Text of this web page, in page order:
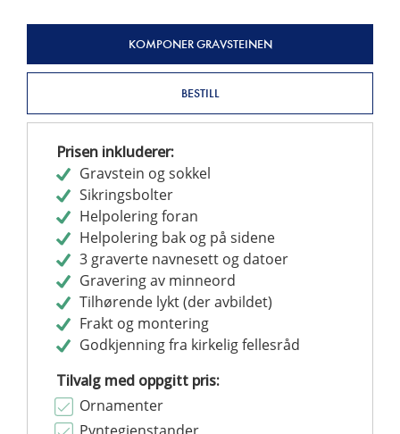
KOMPONER GRAVSTEINEN
BESTILL
Prisen inkluderer:
Gravstein og sokkel
Sikringsbolter
Helpolering foran
Helpolering bak og på sidene
3 graverte navnesett og datoer
Gravering av minneord
Tilhørende lykt (der avbildet)
Frakt og montering
Godkjenning fra kirkelig fellesråd
Tilvalg med oppgitt pris:
Ornamenter